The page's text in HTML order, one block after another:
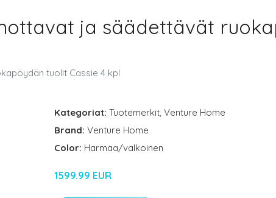
ja säädettävät
tuolit Cassie 4 kpl
Kategoriat: Tuotemerkit, Venture Home
Brand: Venture Home
Color: Harmaa/valkoinen
1599.99 EUR